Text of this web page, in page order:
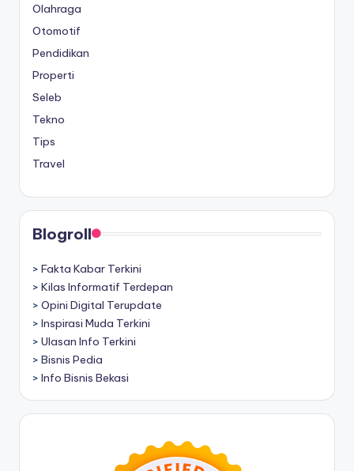
Olahraga
Otomotif
Pendidikan
Properti
Seleb
Tekno
Tips
Travel
Blogroll
> Fakta Kabar Terkini
> Kilas Informatif Terdepan
> Opini Digital Terupdate
> Inspirasi Muda Terkini
> Ulasan Info Terkini
> Bisnis Pedia
> Info Bisnis Bekasi